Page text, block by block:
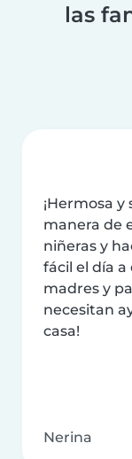
las
¡Hermosa y
manera de
niñeras y
fácil el día a
madres y
necesitan
casa!
Nerina